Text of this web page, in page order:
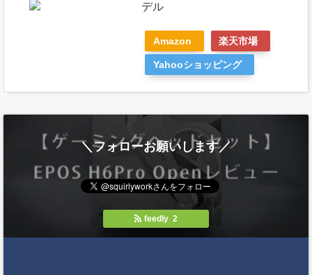
デル
Amazon 楽天市場
Yahooショッピング
＼フォローお願いします／
feedly 2